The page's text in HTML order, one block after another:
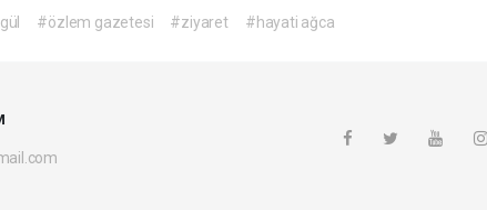
#özlem gazetesi #ziyaret #hayati ağca